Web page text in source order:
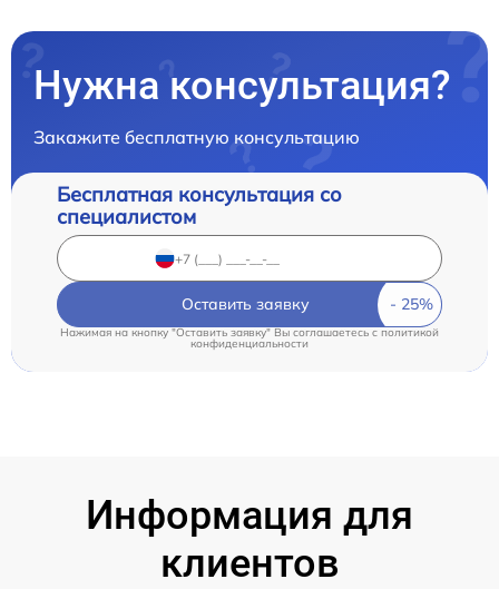
Нужна консультация?
Закажите бесплатную консультацию
Бесплатная консультация со
специалистом
Оставить заявку
Нажимая на кнопку "Оставить заявку" Вы соглашаетесь c политикой
конфиденциальности
Информация для
клиентов